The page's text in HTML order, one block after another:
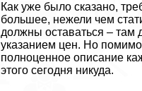
Как уже было сказано,
большее, нежели чем
должны оставаться – там
указанием цен. Но помимо
полноценное описание
этого сегодня никуда.